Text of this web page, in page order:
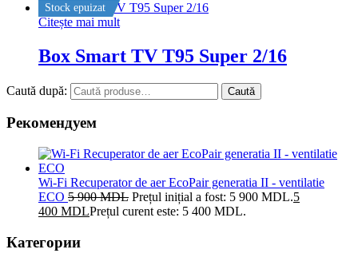
Stock epuizat
Citește mai mult
Box Smart TV T95 Super 2/16
Caută după: Caută
Рекомендуем
Wi-Fi Recuperator de aer EcoPair generatia II - ventilatie
ECO 5 900MDL Prețul inițial a fost: 5 900 MDL.5
400 MDLPrețul curent este: 5 400 MDL.
Категории